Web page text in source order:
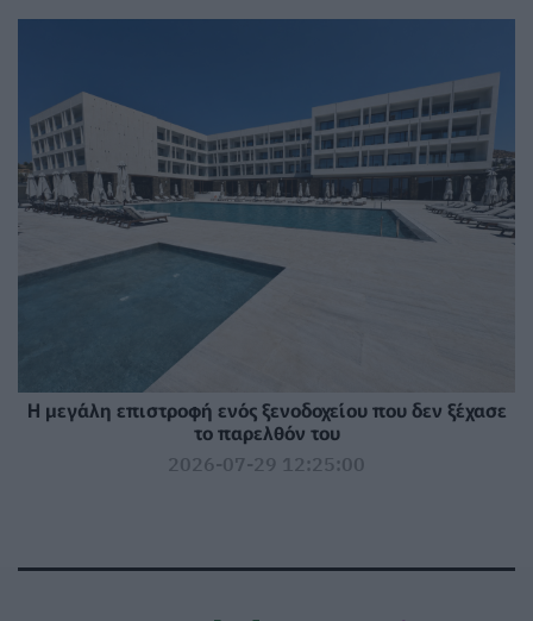
Η μεγάλη επιστροφή ενός ξενοδοχείου που δεν ξέχασε
το παρελθόν του
2026-07-29 12:25:00